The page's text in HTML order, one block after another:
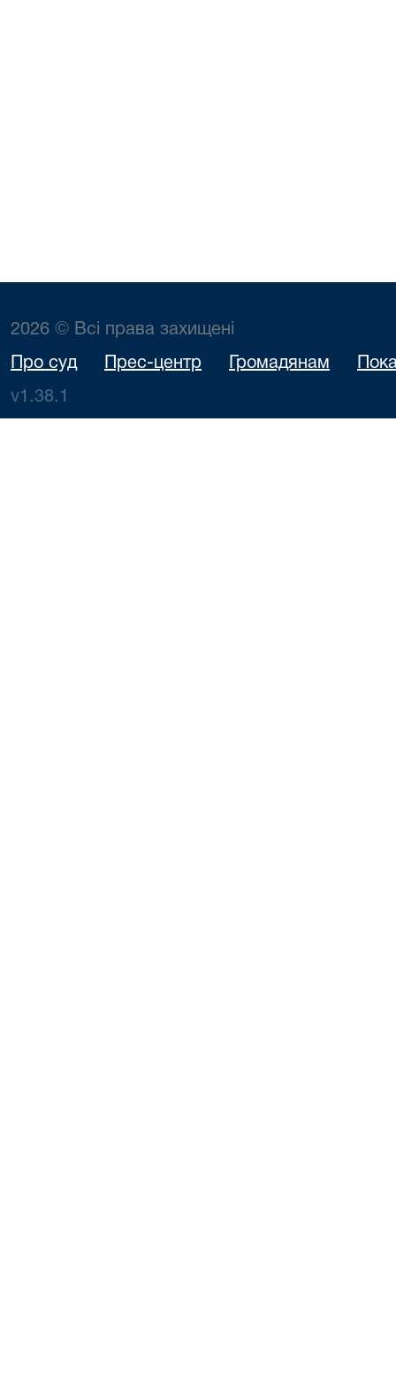
2026 © Всі права захищені
Про суд Прес-центр Громадянам
v1.38.1